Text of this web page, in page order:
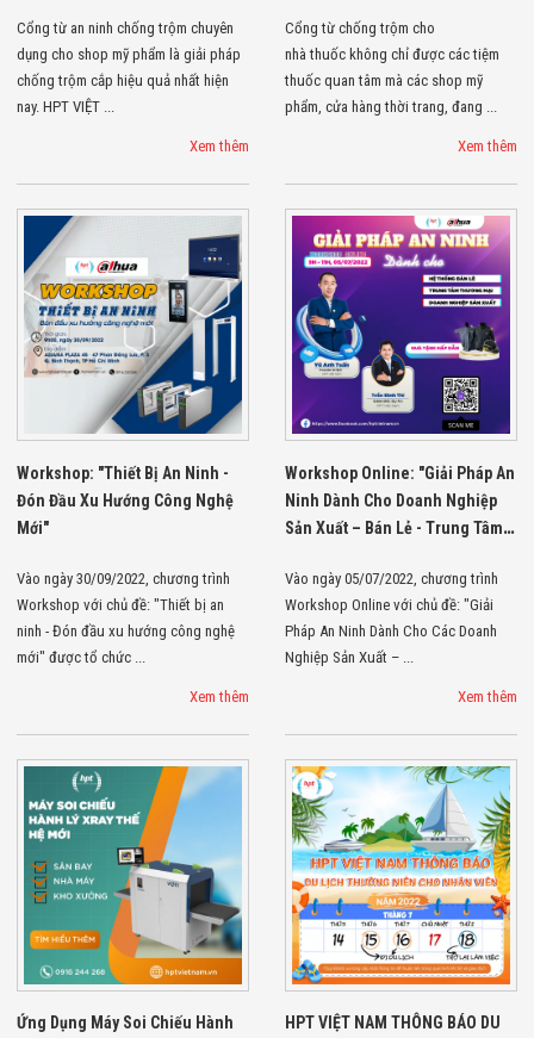
Robot AI
THIẾT BỊ KIỂM
SOÁT RA VÀO
Cổng Dò Kim
Loại
Máy Soi Hành
Cổng Phân Làn
Tự Động
Nhận Diện
Khuôn Mặt
Hệ Thống Điện
Nhẹ
Thiết Bị Theo
Ngành
Thiết Bị Ngành
Thực Phẩm
Thiết Bị Ngành
Thực Phẩm
Matrixcope
Thiết Bị Ngành
Công Nghiệp
Thiết Bị Ngành
Thiết Bị Ngành
Thủy Sản
Thiết Bị Ngành
Giày Da, Túi
Xách
Dự Án Triển
Dự Án Ngành
Thủy Sản
Dự Án Ngành
Thực Phẩm
Dự Án Ngành
Siêu Thị - Ngân
Hàng
Dự Án Ngành
Giáo Dục -
Trường Học
Dự Án Ngành
Điện Tử
Dự Án Ngành
Công An - Quân
Cổng từ an ninh chống trộm chuyên
dụng cho shop mỹ phẩm là giải pháp
chống trộm cắp hiệu quả nhất hiện
nay. HPT VIỆT ...
Xem thêm
Cổng từ chống trộm cho
nhà thuốc không chỉ được các tiệm
thuốc quan tâm mà các shop mỹ
phẩm, cửa hàng thời trang, đang ...
Xem thêm
Workshop: "Thiết Bị An Ninh -
Đón Đầu Xu Hướng Công Nghệ
Mới"
Vào ngày 30/09/2022, chương trình
Workshop với chủ đề: "Thiết bị an
ninh - Đón đầu xu hướng công nghệ
mới" được tổ chức ...
Xem thêm
Workshop Online: "Giải Pháp An
Ninh Dành Cho Doanh Nghiệp
Sản Xuất – Bán Lẻ - Trung Tâm
Vào ngày 05/07/2022, chương trình
Workshop Online với chủ đề: "Giải
Pháp An Ninh Dành Cho Các Doanh
Nghiệp Sản Xuất – ...
Xem thêm
Ứng Dụng Máy Soi Chiếu Hành HPT VIỆT NAM THÔNG BÁO DU